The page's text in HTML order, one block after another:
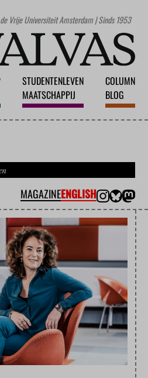
Vrije Universiteit Amsterdam | Sinds 1953
STUDENTENLEVEN
MAATSCHAPPIJ
COLUMN
BLOG
MAGAZINEENGLISH